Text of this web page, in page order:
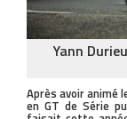
Yann
Après avoir animé
en GT de Série